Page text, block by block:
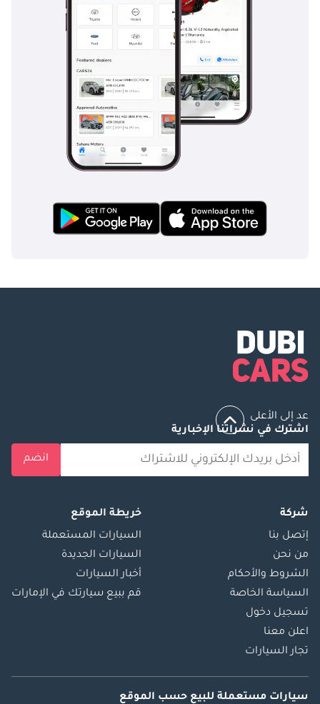
عد إلى الأعلى
اشترك في نشراتنا الإخبارية
انضم
شركة
إتصل بنا
من نحن
الشروط والأحكام
السياسة الخاصة
تسجيل دخول
اعلن معنا
تجار السيارات
خريطة الموقع
السيارات المستعملة
السيارات الجديدة
أخبار السيارات
قم ببيع سيارتك في الإمارات
سيارات مستعملة للبيع حسب الموقع